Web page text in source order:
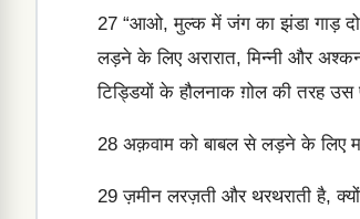
27 “आओ, मुल्क में जंग का झंडा गाड़
लड़ने के लिए अरारात, मिन्नी और
टिड्डियों के हौलनाक ग़ोल की तरह
28 अक़वाम को बाबल से लड़ने के लिए
29 ज़मीन लरज़ती और थरथराती है,